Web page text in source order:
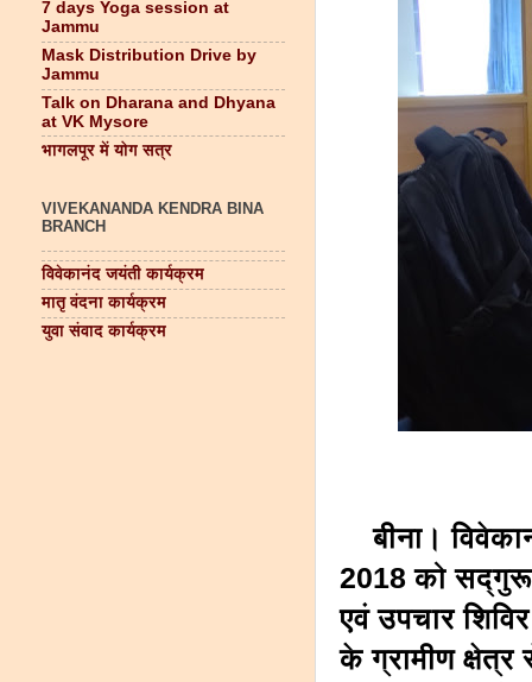
बीना।
2018 को सद्गुरू
एवं उपचार
के ग्रामीण
7 days Yoga session at
Jammu
Mask Distribution Drive by
Jammu
Talk on Dharana and Dhyana
at VK Mysore
भागलपूर में योग सत्र
VIVEKANANDA KENDRA BINA
BRANCH
विवेकानंद जयंती कार्यक्रम
मातृ वंदना कार्यक्रम
युवा संवाद कार्यक्रम